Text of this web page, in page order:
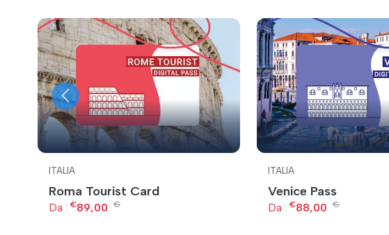
ITALIA
Roma Tourist Card
Da : €89,00 €
ITALIA
Venice Pass
Da : €88,00 €